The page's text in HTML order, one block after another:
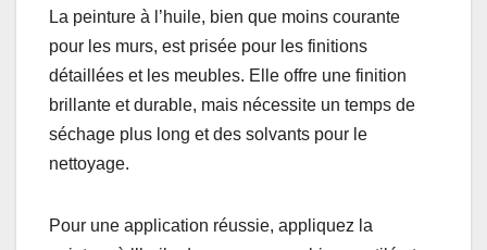
La peinture à l’huile, bien que moins courante
pour les murs, est prisée pour les finitions
détaillées et les meubles. Elle offre une finition
brillante et durable, mais nécessite un temps de
séchage plus long et des solvants pour le
nettoyage.
Pour une application réussie, appliquez la